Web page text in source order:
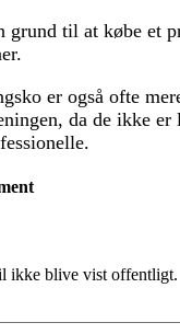
grund til at købe et
er også ofte
da de ikke er
ikke blive vist offentligt.